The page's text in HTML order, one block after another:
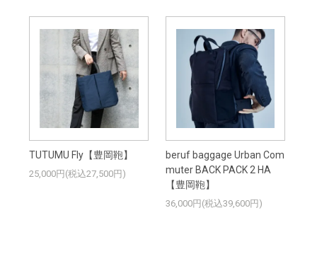
TUTUMU Fly【豊岡鞄】
25,000円(税込27,500円)
beruf baggage Urban Com
muter BACK PACK 2 HA
【豊岡鞄】
36,000円(税込39,600円)